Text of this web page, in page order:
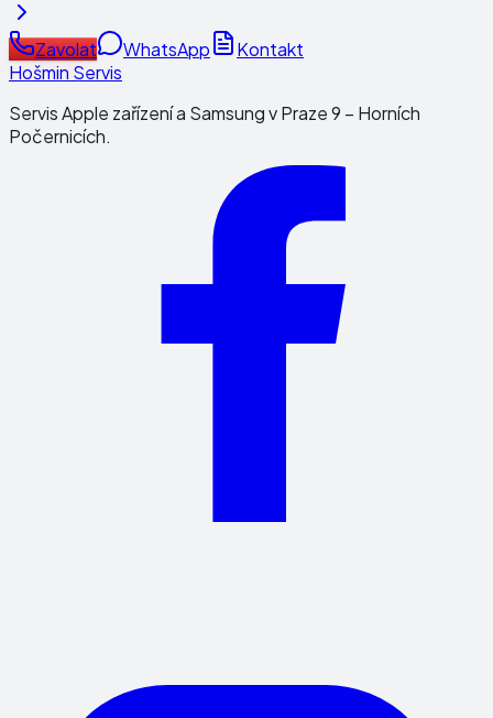
Zavolat WhatsApp
Kontakt
Hošmin Servis
Servis Apple zařízení a Samsung v Praze 9 – Horních
Počernicích.